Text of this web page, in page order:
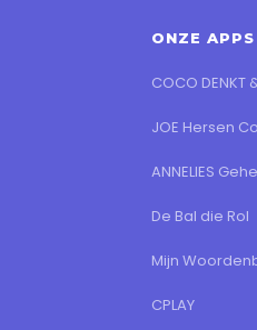
ONZE APPS
COCO DENKT
JOE Hersen
ANNELIES
De Bal die Rol
Mijn
CPLAY